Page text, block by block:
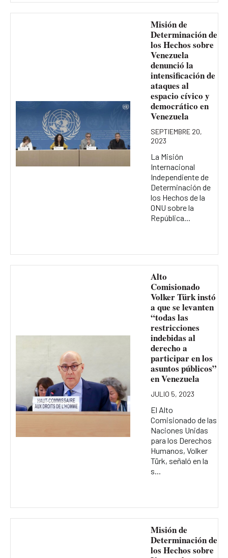
Misión de
Determinación de
los Hechos sobre
Venezuela
denunció la
intensificación de
ataques al
espacio cívico y
democrático en
Venezuela
SEPTIEMBRE 20,
2023
La Misión
Internacional
Independiente de
Determinación de
los Hechos de la
ONU sobre la
República...
Alto
Comisionado
Volker Türk instó
a que se levanten
“todas las
restricciones
indebidas al
derecho a
participar en los
asuntos públicos”
en Venezuela
JULIO 5, 2023
El Alto
Comisionado de las
Naciones Unidas
para los Derechos
Humanos, Volker
Türk, señaló en la
s...
Misión de
Determinación de
los Hechos sobre